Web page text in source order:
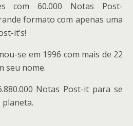
com 60.000 Notas Post-
formato com apenas uma
it’s!
se em 1996 com mais de 22
seu nome.
Notas Post-it para se